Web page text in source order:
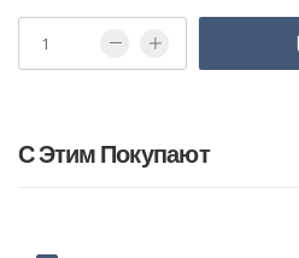
С Этим Покупают